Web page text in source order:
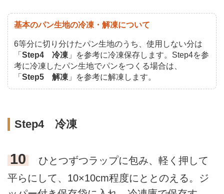
基本のパン生地の冷凍・解凍について
6等分に切り分けたパン生地のうち、使用しない分は
「 Step4 冷凍」を参考に冷凍保存します。Step4を参
考に冷凍したパン生地でパンをつくる場合は、
「 Step5 解凍」を参考に解凍します。
Step4 冷凍
10
ひとつずつラップに包み、軽く押して
平らにして、10×10cm程度にととのえる。ジ